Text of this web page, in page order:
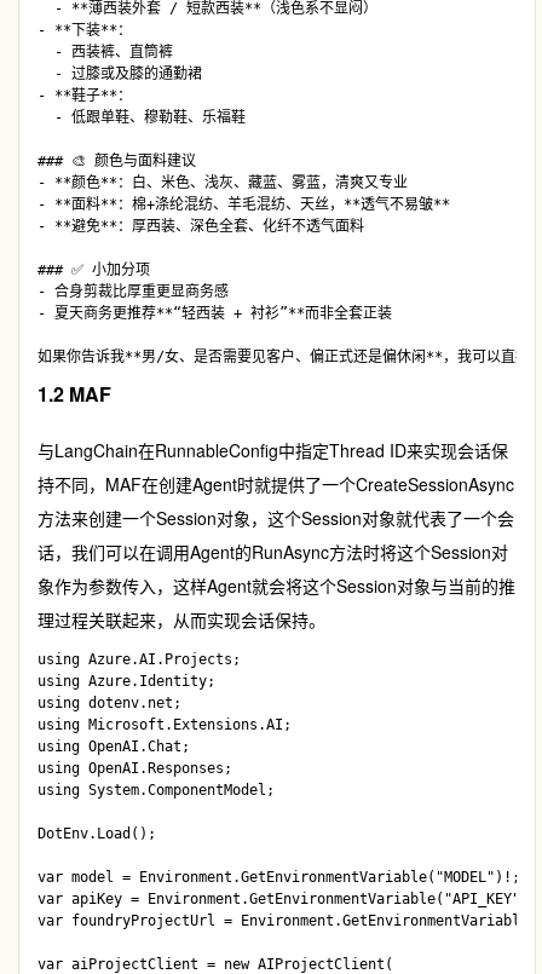
  - **薄西装外套 / 短款西装**（浅色系不显闷）
- **下装**：
  - 西装裤、直筒裤
  - 过膝或及膝的通勤裙
- **鞋子**：
  - 低跟单鞋、穆勒鞋、乐福鞋
### 🎨 颜色与面料建议
- **颜色**：白、米色、浅灰、藏蓝、雾蓝，清爽又专业
- **面料**：棉+涤纶混纺、羊毛混纺、天丝，**透气不易皱**
- **避免**：厚西装、深色全套、化纤不透气面料
### ✅ 小加分项
- 合身剪裁比厚重更显商务感
- 夏天商务更推荐**“轻西装 + 衬衫”**而非全套正装
1.2 MAF
与LangChain在RunnableConfig中指定Thread ID来实现会话保
持不同，MAF在创建Agent时就提供了一个CreateSessionAsync
方法来创建一个Session对象，这个Session对象就代表了一个会
话，我们可以在调用Agent的RunAsync方法时将这个Session对
象作为参数传入，这样Agent就会将这个Session对象与当前的推
理过程关联起来，从而实现会话保持。
using Azure.AI.Projects;
using Azure.Identity;
using dotenv.net;
using Microsoft.Extensions.AI;
using OpenAI.Chat;
using OpenAI.Responses;
using System.ComponentModel;
DotEnv.Load();
var model = Environment.GetEnvironmentVariable("MODEL")!;
var apiKey =
var foundryProjectUrl =
var aiProjectClient = new AIProjectClient(